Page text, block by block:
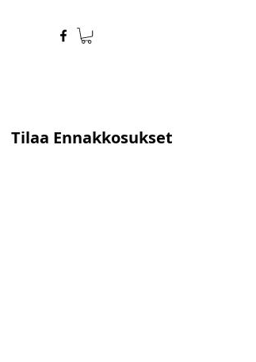
Tilaa Ennakkosukset